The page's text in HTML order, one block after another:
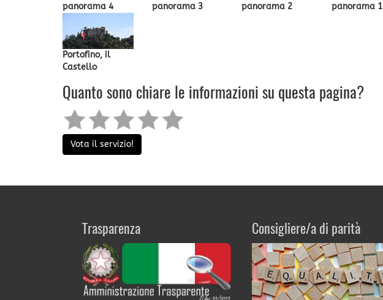
panorama 4
panorama 3
panorama 2
panorama 1
Portofino, il
Castello
Quanto sono chiare le informazioni su questa pagina?
Vota il servizio!
Trasparenza Consigliere/a di parità